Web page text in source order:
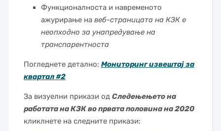
Функционалноста и навременото
ажурирање на веб-страницата на КЗК е
неопходно за унапредување на
транспарентноста
Погледнете детално: Мониторинг извештај за
квартал #2
За визуелни прикази од Следењењето на
работата на КЗК во првата половина на 2020
кликлнете на следните прикази: